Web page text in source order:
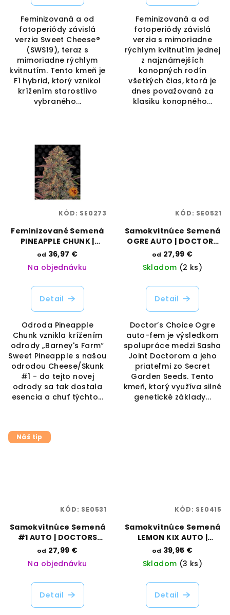
Feminizovaná a od
fotoperiódy závislá
verzia Sweet Cheese®
(SWS19), teraz s
mimoriadne rýchlym
kvitnutím. Tento kmeň je
F1 hybrid, ktorý vznikol
krížením starostlivo
vybraného...
Feminizovaná a od
fotoperiódy závislá
verzia s mimoriadne
rýchlym kvitnutím jednej
z najznámejších
konopných rodín
všetkých čias, ktorá je
dnes považovaná za
klasiku konopného...
Feminizované Semená
PINEAPPLE CHUNK |
BARNEYS FARM
od 36,97 €
Na objednávku
Detail
Odroda Pineapple
Chunk vznikla krížením
odrody „Barney's Farm“
Sweet Pineapple s našou
odrodou Cheese/Skunk
#1 - do tejto novej
odrody sa tak dostala
esencia a chuť týchto...
KÓD: SE0273
Samokvitnúce Semená
OGRE AUTO | DOCTORS
CHOICE
od 27,99 €
Skladom (2 ks)
Detail
Doctor’s Choice Ogre
auto-fem je výsledkom
spolupráce medzi Sasha
Joint Doctorom a jeho
priateľmi zo Secret
Garden Seeds. Tento
kmeň, ktorý využíva silné
genetické základy...
KÓD: SE0521
Náš tip
Samokvitnúce Semená
#1 AUTO | DOCTORS
CHOICE
od 27,99 €
Na objednávku
Detail
KÓD: SE0531
Samokvitnúce Semená
LEMON KIX AUTO |
DUTCH PASSION
od 39,95 €
Skladom (3 ks)
Detail
KÓD: SE0415